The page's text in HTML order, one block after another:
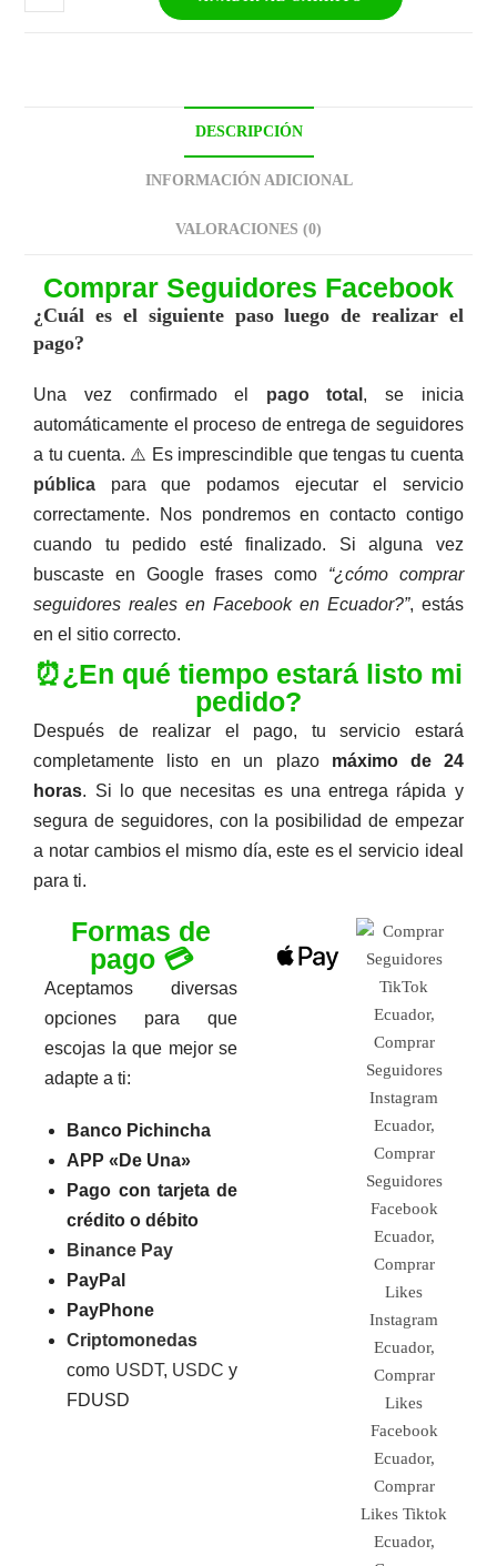
DESCRIPCIÓN
INFORMACIÓN ADICIONAL
VALORACIONES (0)
Descripción
Comprar Seguidores Facebook
¿Cuál es el siguiente paso luego de realizar el
pago?
Una vez confirmado el pago total , se inicia
automáticamente el proceso de entrega de seguidores
a tu cuenta. ⚠️ Es imprescindible que tengas tu cuenta
pública para que podamos ejecutar el servicio
correctamente. Nos pondremos en contacto contigo
cuando tu pedido esté finalizado. Si alguna vez
buscaste en Google frases como “¿cómo comprar
seguidores reales en Facebook en Ecuador?”, estás
en el sitio correcto.
⏰¿En qué tiempo estará listo mi
pedido?
Después de realizar el pago, tu servicio estará
completamente listo en un plazo máximo de 24
horas. Si lo que necesitas es una entrega rápida y
segura de seguidores, con la posibilidad de empezar
a notar cambios el mismo día, este es el servicio ideal
para ti.
Formas de
pago 💳
Aceptamos diversas
opciones para que
escojas la que mejor se
adapte a ti:
Banco Pichincha
APP «De Una»
Pago con tarjeta de
crédito o débito
Binance Pay
PayPal
PayPhone
Criptomonedas
como USDT, USDC y
FDUSD